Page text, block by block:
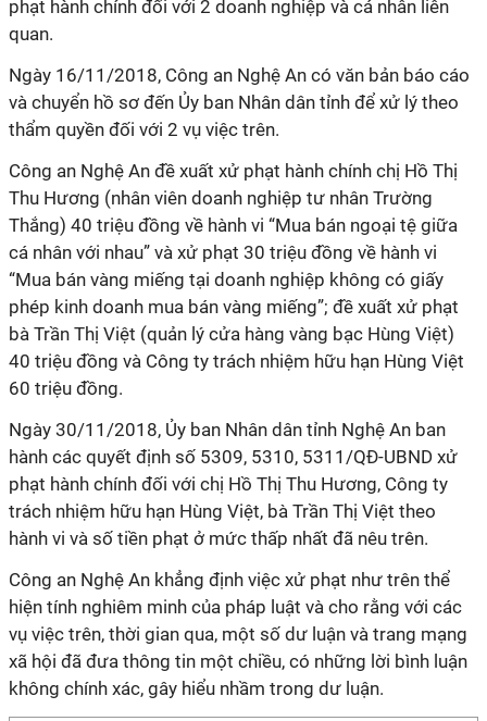
phạt hành chính đối với 2 doanh nghiệp và cá nhân liên
quan.
Ngày 16/11/2018, Công an Nghệ An có văn bản báo cáo
và chuyển hồ sơ đến Ủy ban Nhân dân tỉnh để xử lý theo
thẩm quyền đối với 2 vụ việc trên.
Công an Nghệ An đề xuất xử phạt hành chính chị Hồ Thị
Thu Hương (nhân viên doanh nghiệp tư nhân Trường
Thắng) 40 triệu đồng về hành vi “Mua bán ngoại tệ giữa
cá nhân với nhau” và xử phạt 30 triệu đồng về hành vi
“Mua bán vàng miếng tại doanh nghiệp không có giấy
phép kinh doanh mua bán vàng miếng”; đề xuất xử phạt
bà Trần Thị Việt (quản lý cửa hàng vàng bạc Hùng Việt)
40 triệu đồng và Công ty trách nhiệm hữu hạn Hùng Việt
60 triệu đồng.
Ngày 30/11/2018, Ủy ban Nhân dân tỉnh Nghệ An ban
hành các quyết định số 5309, 5310, 5311/QĐ-UBND xử
phạt hành chính đối với chị Hồ Thị Thu Hương, Công ty
trách nhiệm hữu hạn Hùng Việt, bà Trần Thị Việt theo
hành vi và số tiền phạt ở mức thấp nhất đã nêu trên.
Công an Nghệ An khẳng định việc xử phạt như trên thể
hiện tính nghiêm minh của pháp luật và cho rằng với các
vụ việc trên, thời gian qua, một số dư luận và trang mạng
xã hội đã đưa thông tin một chiều, có những lời bình luận
không chính xác, gây hiểu nhầm trong dư luận.